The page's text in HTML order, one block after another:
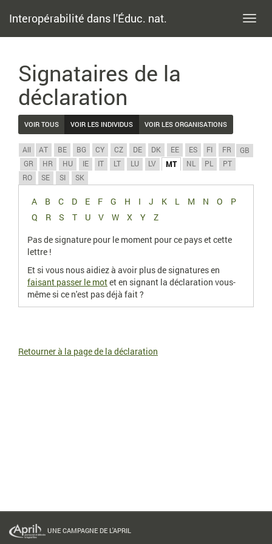
Interopérabilité dans l'Éduc. nat.
Signataires de la
déclaration
VOIR TOUS VOIR LES INDIVIDUS VOIR LES ORGANISATIONS
All AT BE BG CY CZ DE DK EE ES FI FR
GB
GR
HR HU IE IT LT LU LV MT NL PL
PT
RO
SE SI SK
A B C D E F G H I J K L M N O
P
Q
R S T U V W X Y
Z
Pas de signature pour le moment pour ce pays et cette
lettre !
Et si vous nous aidiez à avoir plus de signatures en
faisant passer le motet en signant la déclaration vous-
même si ce n'est pas déjà fait ?
Retourner à la page de la déclaration
UNE CAMPAGNE DE L'APRIL